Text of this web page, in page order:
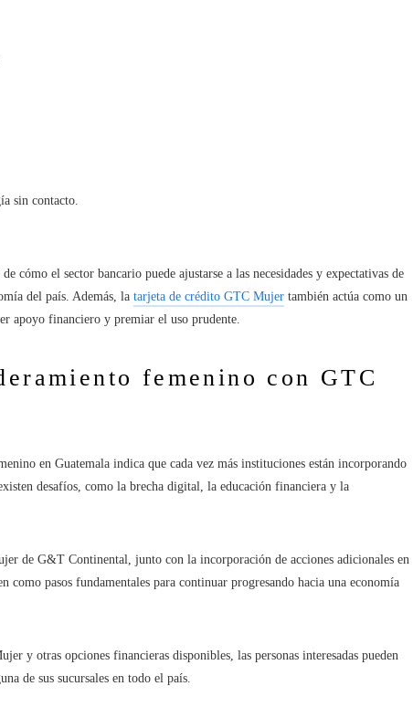
sin contacto.
cómo el sector bancario puede ajustarse a las necesidades y expectativas de
del país. Además, la tarjeta de crédito GTC Mujer también actúa como un
apoyo financiero y premiar el uso prudente.
femenino con GTC
en Guatemala indica que cada vez más instituciones están incorporando
desafíos, como la brecha digital, la educación financiera y la
de G&T Continental, junto con la incorporación de acciones adicionales en
como pasos fundamentales para continuar progresando hacia una economía
y otras opciones financieras disponibles, las personas interesadas pueden
de sus sucursales en todo el país.